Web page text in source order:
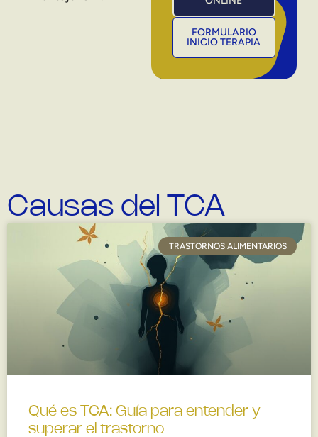
FORMULARIO
INICIO TERAPIA
Causas del TCA
TRASTORNOS ALIMENTARIOS
Qué es TCA: Guía para entender y
superar el trastorno